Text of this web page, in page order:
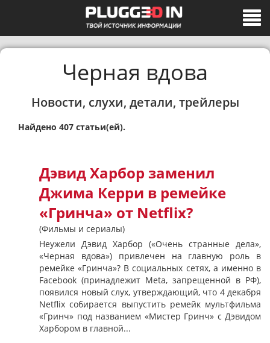
Черная вдова
Новости, слухи, детали, трейлеры
Найдено 407 статьи(ей).
Дэвид Харбор заменил
Джима Керри в ремейке
«Гринча» от Netflix?
(Фильмы и сериалы)
Неужели Дэвид Харбор («Очень странные дела»,
«Черная вдова») привлечен на главную роль в
ремейке «Гринча»? В социальных сетях, а именно в
Facebook (принадлежит Meta, запрещенной в РФ),
появился новый слух, утверждающий, что 4 декабря
Netflix собирается выпустить ремейк мультфильма
«Гринч» под названием «Мистер Гринч» с Дэвидом
Харбором в главной...